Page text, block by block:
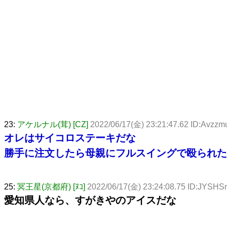
23: アケルナル(茸) [CZ] 2022/06/17(金) 23:21:47.62
オレはサイコロステーキだな
勝手に注文したら母親にフルスイングで殴られた
25: 冥王星(京都府) [ﾇｺ] 2022/06/17(金) 23:24:08.75
愛知県人なら、すがきやのアイスだな